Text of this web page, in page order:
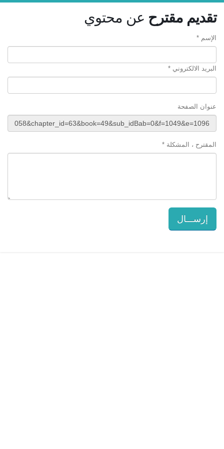
تقديم مقترح عن محتوي
الإسم *
البريد الالكتروني *
عنوان الصفحة
المقترح ، المشكلة *